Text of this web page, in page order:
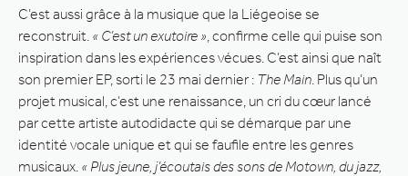
C’est aussi grâce à la musique que la Liégeoise se
reconstruit. « C’est un exutoire » , confirme celle qui puise son
inspiration dans les expériences vécues. C’est ainsi que naît
son premier EP, sorti le 23 mai dernier : The Main . Plus qu’un
projet musical, c’est une renaissance, un cri du cœur lancé
par cette artiste autodidacte qui se démarque par une
identité vocale unique et qui se faufile entre les genres
musicaux. « Plus jeune, j’écoutais des sons de Motown, du jazz,